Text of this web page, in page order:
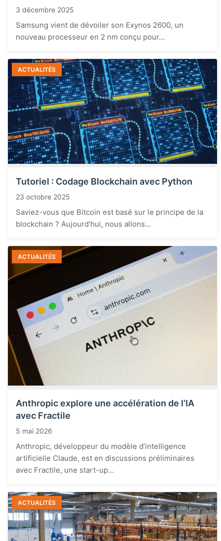
3 décembre 2025
Samsung vient de dévoiler son Exynos 2600, un
nouveau processeur en 2 nm conçu pour...
ACTUALITÉS
Tutoriel : Codage Blockchain avec Python
23 octobre 2025
Saviez-vous que Bitcoin est basé sur le principe de la
blockchain ? Aujourd’hui, nous allons...
ACTUALITÉS
Anthropic explore une accélération de l’IA
avec Fractile
5 mai 2026
Anthropic, développeur du modèle d’intelligence
artificielle Claude, est en discussions préliminaires
avec Fractile, une start-up...
ACTUALITÉS